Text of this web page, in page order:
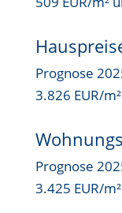
Prognose
3.826 EUR/
Prognose
3.425 EUR/